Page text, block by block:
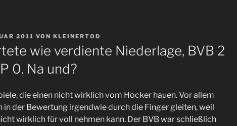
2011 VON KLEINERTOD
wie verdiente Niederlage, BVB 2
0. Na und?
die einen nicht wirklich vom Hocker hauen. Vor allem
in der Bewertung irgendwie durch die Finger gleiten, weil
wirklich für voll nehmen kann. Der BVB war schließlich